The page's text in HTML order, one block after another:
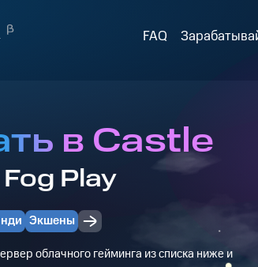
FAQ
в Castle
Play
Экшены
облачного гейминга из списка ниже и